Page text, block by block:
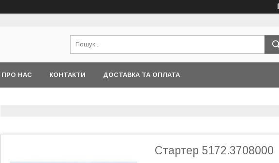
ПРО НАС КОНТАКТИ ДОСТАВКА ТА ОПЛАТА
Стартер 5172.3708000